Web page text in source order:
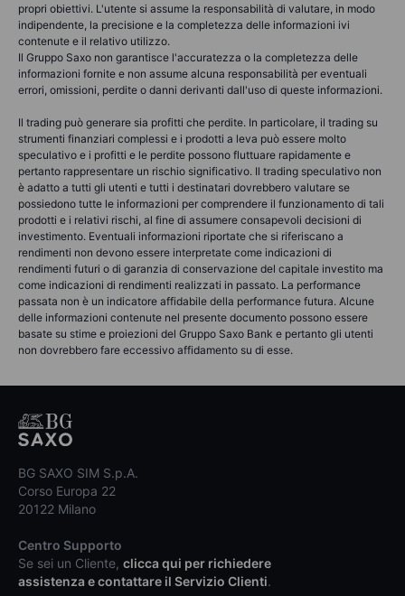
propri obiettivi. L'utente si assume la responsabilità di valutare, in modo
indipendente, la precisione e la completezza delle informazioni ivi
contenute e il relativo utilizzo.
Il Gruppo Saxo non garantisce l'accuratezza o la completezza delle
informazioni fornite e non assume alcuna responsabilità per eventuali
errori, omissioni, perdite o danni derivanti dall'uso di queste informazioni.
Il trading può generare sia profitti che perdite. In particolare, il trading su
strumenti finanziari complessi e i prodotti a leva può essere molto
speculativo e i profitti e le perdite possono fluttuare rapidamente e
pertanto rappresentare un rischio significativo. Il trading speculativo non
è adatto a tutti gli utenti e tutti i destinatari dovrebbero valutare se
possiedono tutte le informazioni per comprendere il funzionamento di tali
prodotti e i relativi rischi, al fine di assumere consapevoli decisioni di
investimento. Eventuali informazioni riportate che si riferiscano a
rendimenti non devono essere interpretate come indicazioni di
rendimenti futuri o di garanzia di conservazione del capitale investito ma
come indicazioni di rendimenti realizzati in passato. La performance
passata non è un indicatore affidabile della performance futura. Alcune
delle informazioni contenute nel presente documento possono essere
basate su stime e proiezioni del Gruppo Saxo Bank e pertanto gli utenti
non dovrebbero fare eccessivo affidamento su di esse.
BG SAXO SIM S.p.A.
Corso Europa 22
20122 Milano
Centro Supporto
Se sei un Cliente, clicca qui per richiedere
assistenza e contattare il Servizio Clienti.